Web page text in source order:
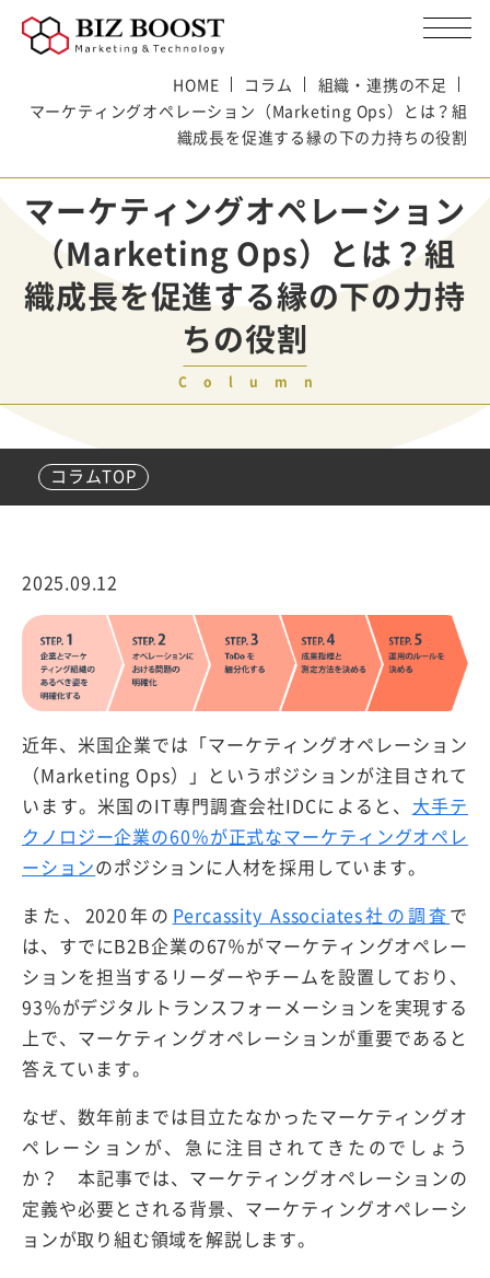
HOME コラム
組織・連携の不足
マーケティングオペレーション（Marketing Ops）とは？組
織成長を促進する縁の下の力持ちの役割
マーケティングオペレーション
（Marketing Ops）とは？組
織成長を促進する縁の下の力持
ちの役割
Column
コラムTOP
2025.09.12
近年、米国企業では「マーケティングオペレーション
（Marketing Ops）」というポジションが注目されて
います。米国のIT専門調査会社IDCによると、 大手テ
クノロジー企業の60％が正式なマーケティングオペレ
ーションのポジションに人材を採用しています。
また、2020年の Percassity Associates社の調査で
は、すでにB2B企業の67％がマーケティングオペレー
ションを担当するリーダーやチームを設置しており、
93％がデジタルトランスフォーメーションを実現する
上で、マーケティングオペレーションが重要であると
答えています。
なぜ、数年前までは目立たなかったマーケティングオ
ペレーションが、急に注目されてきたのでしょう
か？ 本記事では、マーケティングオペレーションの
定義や必要とされる背景、マーケティングオペレーシ
ョンが取り組む領域を解説します。